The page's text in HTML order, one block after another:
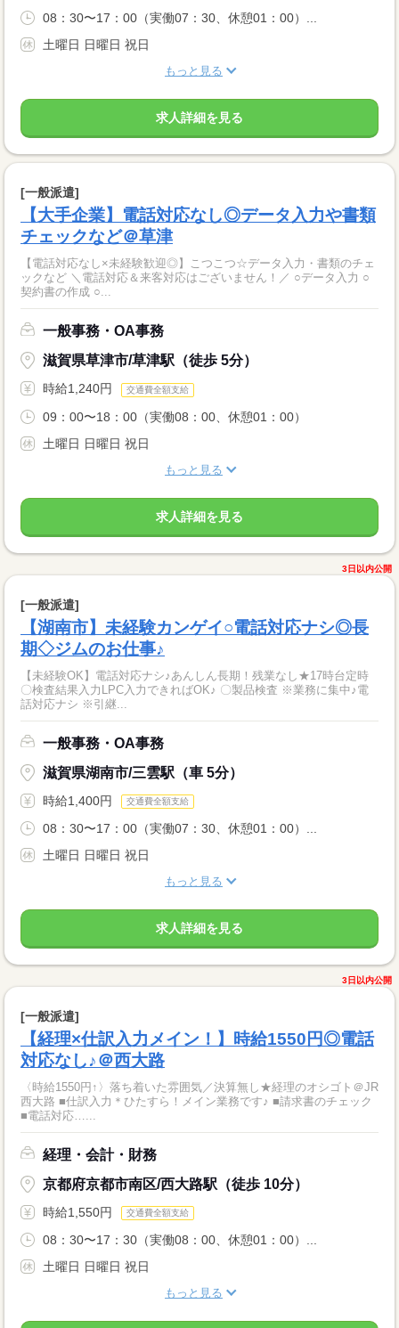
08：30〜17：00（実働07：30、休憩01：00）...
土曜日 日曜日 祝日
もっと見る
求人詳細を見る
[一般派遣]
【大手企業】電話対応なし◎データ入力や書類
チェックなど＠草津
【電話対応なし×未経験歓迎◎】こつこつ☆データ入力・書類のチェ
ックなど ＼電話対応＆来客対応はございません！／ ○データ入力 ○
契約書の作成 ○...
一般事務・OA事務
滋賀県草津市/草津駅（徒歩 5分）
時給1,240円 交通費全額支給
09：00〜18：00（実働08：00、休憩01：00）
土曜日 日曜日 祝日
もっと見る
求人詳細を見る
3日以内公開
[一般派遣]
【湖南市】未経験カンゲイ○電話対応ナシ◎長
期◇ジムのお仕事♪
【未経験OK】電話対応ナシ♪あんしん長期！残業なし★17時台定時
〇検査結果入力LPC入力できればOK♪ 〇製品検査 ※業務に集中♪電
話対応ナシ ※引継...
一般事務・OA事務
滋賀県湖南市/三雲駅（車 5分）
時給1,400円 交通費全額支給
08：30〜17：00（実働07：30、休憩01：00）...
土曜日 日曜日 祝日
もっと見る
求人詳細を見る
3日以内公開
[一般派遣]
【経理×仕訳入力メイン！】時給1550円◎電話
対応なし♪＠西大路
〈時給1550円↑〉落ち着いた雰囲気／決算無し★経理のオシゴト＠JR
西大路 ■仕訳入力＊ひたすら！メイン業務です♪ ■請求書のチェック
■電話対応…...
経理・会計・財務
京都府京都市南区/西大路駅（徒歩 10分）
時給1,550円 交通費全額支給
08：30〜17：30（実働08：00、休憩01：00）...
土曜日 日曜日 祝日
もっと見る